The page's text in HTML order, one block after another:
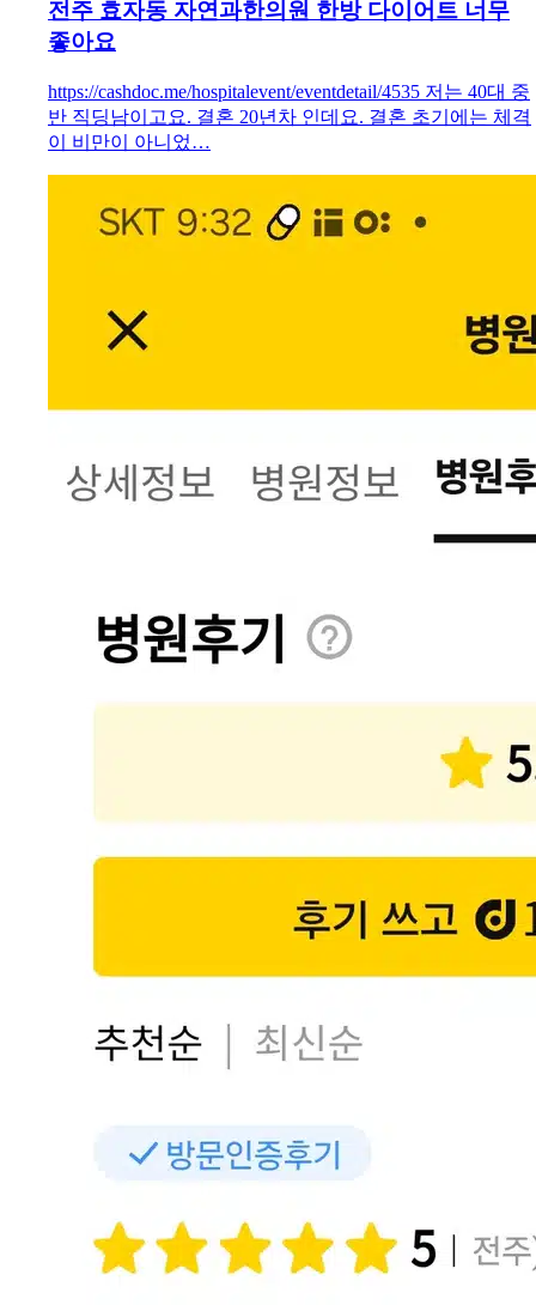
전주 효자동 자연과한의원 한방 다이어트 너무
좋아요
https://cashdoc.me/hospitalevent/eventdetail/4535 저는 40대 중
반 직딩남이고요. 결혼 20년차 인데요. 결혼 초기에는 체격
이 비만이 아니었…